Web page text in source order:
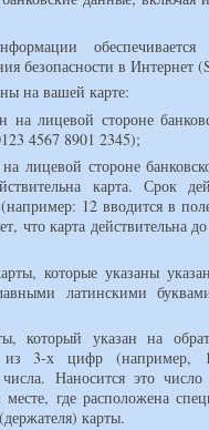
безопасности в Интернет
на вашей карте:
на лицевой стороне
4567 8901 2345);
лицевой стороне
карта. Срок
12 вводится в
что карта действительна
которые указаны
латинскими
который указан на
из 3-х цифр (например,
Наносится это
где расположена
карты.